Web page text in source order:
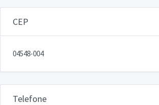
CEP
04548-004
Telefone